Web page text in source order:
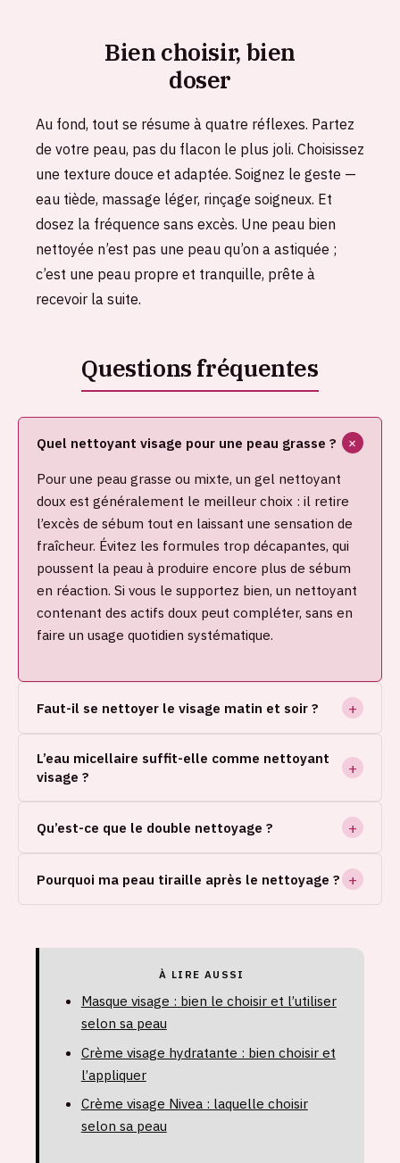
Bien choisir, bien
doser
Au fond, tout se résume à quatre réflexes. Partez
de votre peau, pas du flacon le plus joli. Choisissez
une texture douce et adaptée. Soignez le geste —
eau tiède, massage léger, rinçage soigneux. Et
dosez la fréquence sans excès. Une peau bien
nettoyée n’est pas une peau qu’on a astiquée ;
c’est une peau propre et tranquille, prête à
recevoir la suite.
Quel nettoyant visage pour une peau grasse ?
Pour une peau grasse ou mixte, un gel nettoyant
doux est généralement le meilleur choix : il retire
l’excès de sébum tout en laissant une sensation de
fraîcheur. Évitez les formules trop décapantes, qui
poussent la peau à produire encore plus de sébum
en réaction. Si vous le supportez bien, un nettoyant
contenant des actifs doux peut compléter, sans en
faire un usage quotidien systématique.
Faut-il se nettoyer le visage matin et soir ?
L’eau micellaire suffit-elle comme nettoyant
visage ?
Qu’est-ce que le double nettoyage ?
Pourquoi ma peau tiraille après le nettoyage ?
À LIRE AUSSI
Masque visage : bien le choisir et l’utiliser
selon sa peau
Crème visage hydratante : bien choisir et
l’appliquer
Crème visage Nivea : laquelle choisir
selon sa peau